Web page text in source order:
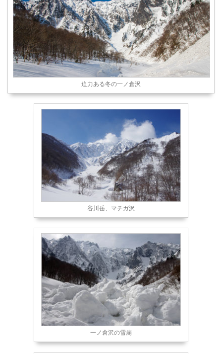
迫力ある冬の一ノ倉沢
谷川岳、マチガ沢
一ノ倉沢の雪崩